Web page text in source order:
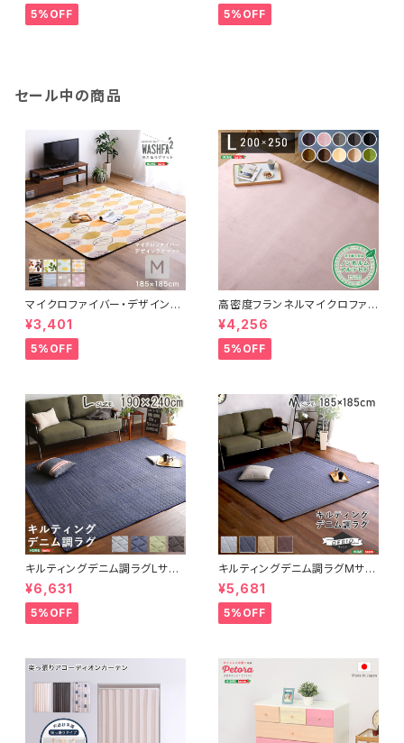
T120
5%OFF
5%OFF
セール中の商品
マイクロファイバー・デザインラ
グマットMサイズ（185×185cm）
洗えるラグマット 【WASHFA2】
FRG-D2-M
¥3,401
5%OFF
高密度フランネルマイクロファイ
バー・ラグマットLサイズ（200×2
50cm）洗えるラグマット｜ナル
トレア
¥4,256
5%OFF
キルティングデニム調ラグLサイ
ズ(190x240cm)オールシーズ
ン、滑り止め付き、手洗い対応【D
erid-デリッド-】 DRG-L
¥6,631
5%OFF
キルティングデニム調ラグMサイ
ズ(185x185cm)オールシーズ
ン、滑り止め付き、手洗い対応【D
erid-デリッド-】 DRG-M
¥5,681
5%OFF